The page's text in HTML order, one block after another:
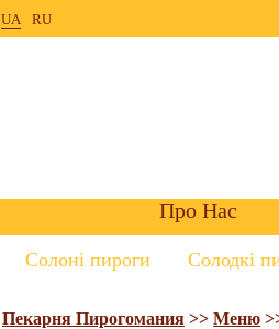
UA RU
Про Нас
Солоні пироги Солодкі
Пекарня Пирогомания >> Меню